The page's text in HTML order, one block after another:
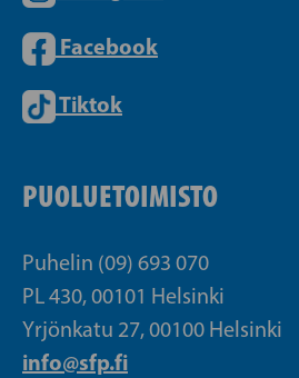
Facebook
Tiktok
PUOLUETOIMISTO
Puhelin (09) 693 070
PL 430, 00101 Helsinki
Yrjönkatu 27, 00100 Helsinki
info@sfp.fi